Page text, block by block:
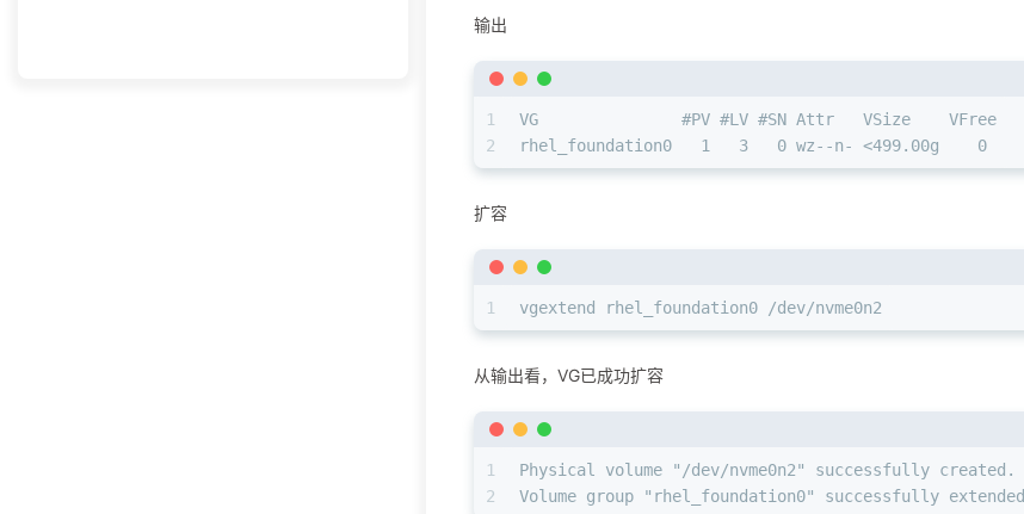
输出
1
2
VG               #PV #LV #SN Attr   VSize    VFree
rhel_foundation0   1   3   0 wz--n- <499.00g    0
扩容
1 vgextend rhel_foundation0 /dev/nvme0n2
从输出看，VG已成功扩容
1
2
Physical volume "/dev/nvme0n2" successfully created.
Volume group "rhel_foundation0" successfully extended